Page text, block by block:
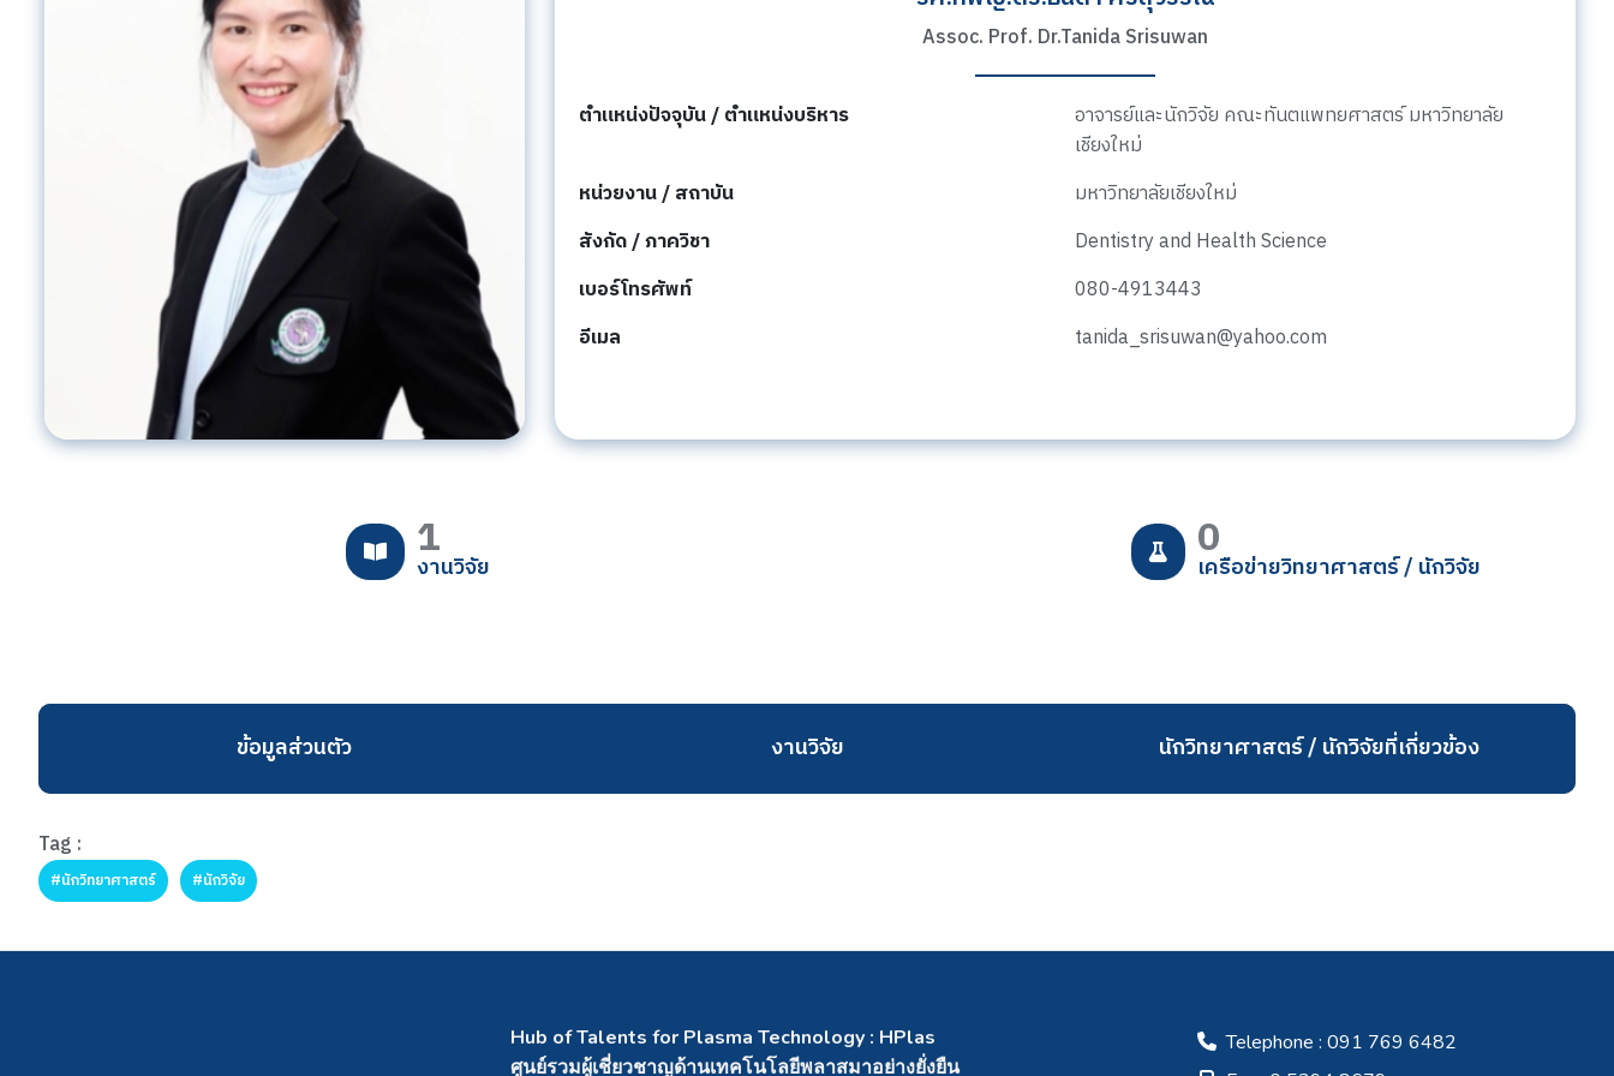
Assoc. Prof. Dr.Tanida Srisuwan
ตำแหน่งปัจจุบัน / ตำแหน่งบริหาร
อาจารย์และนักวิจัย คณะทันตแพทยศาสตร์ มหาวิทยาลัย
เชียงใหม่
หน่วยงาน / สถาบัน
มหาวิทยาลัยเชียงใหม่
สังกัด / ภาควิชา
Dentistry and Health Science
เบอร์โทรศัพท์
080-4913443
อีเมล
tanida_srisuwan@yahoo.com
1
งานวิจัย 0
เครือข่ายวิทยาศาสตร์ / นักวิจัย
ข้อมูลส่วนตัว งานวิจัย นักวิทยาศาสตร์ / นักวิจัยที่เกี่ยวข้อง
Tag :
#นักวิทยาศาสตร์ #นักวิจัย
Hub of Talents for Plasma Technology : HPlas
ศูนย์รวมผู้เชี่ยวชาญด้านเทคโนโลยีพลาสมาอย่างยั่งยืน
Telephone : 091 769 6482